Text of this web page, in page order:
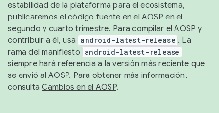
estabilidad de la plataforma para el ecosistema,
publicaremos el código fuente en el AOSP en el
segundo y cuarto trimestre. Para compilar el AOSP y
contribuir a él, usa android-latest-release . La
rama del manifiesto android-latest-release
siempre hará referencia a la versión más reciente que
se envió al AOSP. Para obtener más información,
consultaCambios en el AOSP.